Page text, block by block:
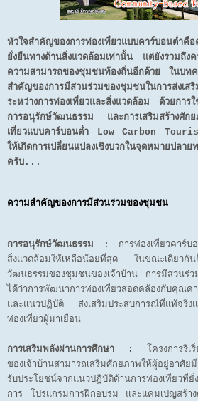
หัวใจสำคัญของการท่องเที่ยวแบบคาร์บอนต่ำคื
ยั่งยืนทางด้านสิ่งแวดล้อมเท่านั้น แต่ยังรวมถึง
ความสามารถของชุมชนท้องถิ่นอีกด้วย ในบทค
สำคัญของการมีส่วนร่วมของชุมชนในการส่งเส
ระหว่างการท่องเที่ยวและสิ่งแวดล้อม ด้วยการ
การอนุรักษ์วัฒนธรรม และการเสริมสร้างศัก
เที่ยวแบบคาร์บอนต่ำ Low Carbon
ให้เกิดการเปลี่ยนแปลงเชิงบวกในจุดหมาย
ครับ...
ความสำคัญของการมีส่วนร่วมของชุมชน
การอนุรักษ์วัฒนธรรม :
การท่องเที่ยวคาร์บ
สิ่งแวดล้อมให้เหลือน้อยที่สุด ในขณะเดียวกัน
วัฒนธรรมของชุมชนของเจ้าบ้าน การมีส่วนร่
ได้ว่าการพัฒนาการท่องเที่ยวสอดคล้องกับคุ
และแนวปฏิบัติ ส่งเสริมประสบการณ์ที่แท้จริง
ท่องเที่ยวผู้มาเยือน
การเสริมพลังผ่านการศึกษา :
โครงการริเ
ของเจ้าบ้านสามารถเสริมศักยภาพให้ผู้อยู่อาศัย
รับประโยชน์จากแนวปฏิบัติด้านการท่องเที่ยว
การ โปรแกรมการฝึกอบรม และแคมเปญสร้าง